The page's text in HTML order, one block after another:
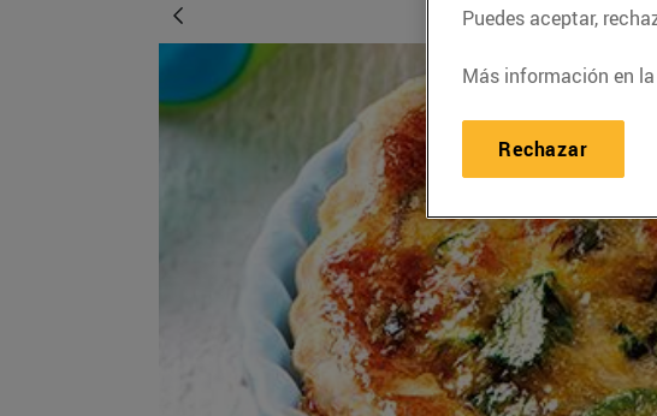
Puedes aceptar,
Más información en la
Rechazar